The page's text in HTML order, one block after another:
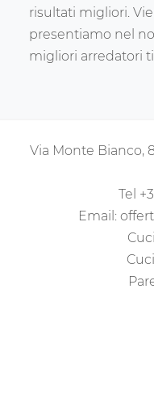
risultati migliori.
presentiamo nel
migliori arredatori
Via Monte Bianco,
Tel
Email: